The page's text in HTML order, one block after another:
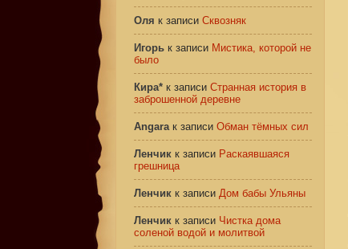
Оля к записи Сквозняк
Игорь к записи Мистика, которой не
было
Кира* к записи Странная история в
заброшенной деревне
Angaraк записи Обман тёмных сил
Ленчик к записи Раскаявшаяся
грешница
Ленчик к записи Дом бабы Ульяны
Ленчик к записи Чистка дома
соленой водой и молитвой